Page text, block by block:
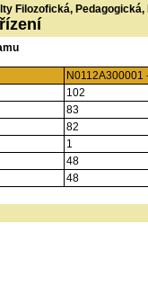
Filozofická,
102
83
82
1
48
48